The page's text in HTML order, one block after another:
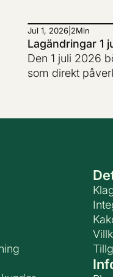
Jul 1, 2026 2Min
Lagändringar 1
Den 1 juli 2026
som direkt
och diesel
För många
välbehövligt